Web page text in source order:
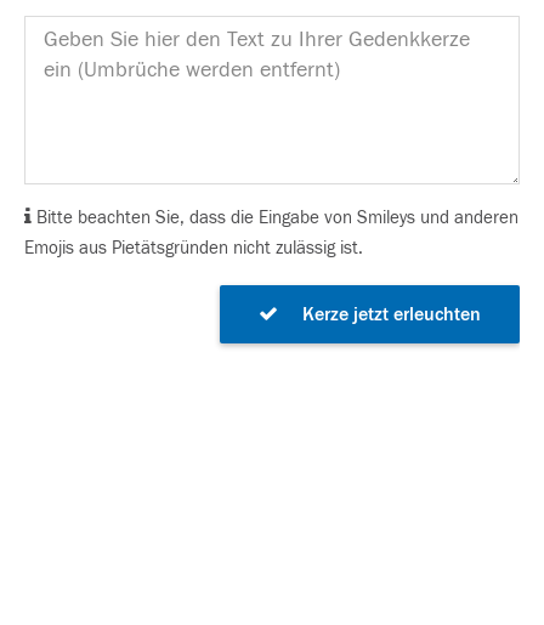
Bitte beachten Sie, dass die Eingabe von Smileys und anderen
Emojis aus Pietätsgründen nicht zulässig ist.
Kerze jetzt erleuchten